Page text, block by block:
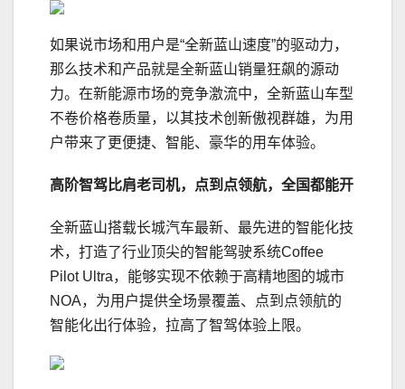
如果说市场和用户是“全新蓝山速度”的驱动力，
那么技术和产品就是全新蓝山销量狂飙的源动
力。在新能源市场的竞争激流中，全新蓝山车型
不卷价格卷质量，以其技术创新傲视群雄，为用
户带来了更便捷、智能、豪华的用车体验。
高阶智驾 比肩老司机， 点到点领航， 全国都能开
全新蓝山搭载长城汽车最新、最先进的智能化技
术，打造了行业顶尖的智能驾驶系统Coffee
Pilot Ultra，能够实现不依赖于高精地图的城市
NOA，为用户提供全场景覆盖、点到点领航的
智能化出行体验，拉高了智驾体验上限。